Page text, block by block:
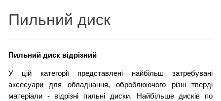
Пильний диск
Пильний диск відрізний
У цій категорії представлені найбільш затребувані
аксесуари для обладнання, оброблюючого різні тверді
матеріали - відрізні пильні диски. Найбільше дисків по